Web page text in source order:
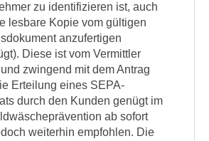
zu identifizieren ist, auch
lesbare Kopie vom gültigen
anzufertigen
Diese ist vom Vermittler
zwingend mit dem Antrag
Erteilung eines SEPA-
durch den Kunden genügt im
ab sofort
weiterhin empfohlen. Die